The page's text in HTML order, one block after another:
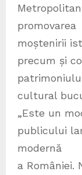
promovarea
moștenirii
precum și
cultural
„Este un
publicului
modernă
a României.